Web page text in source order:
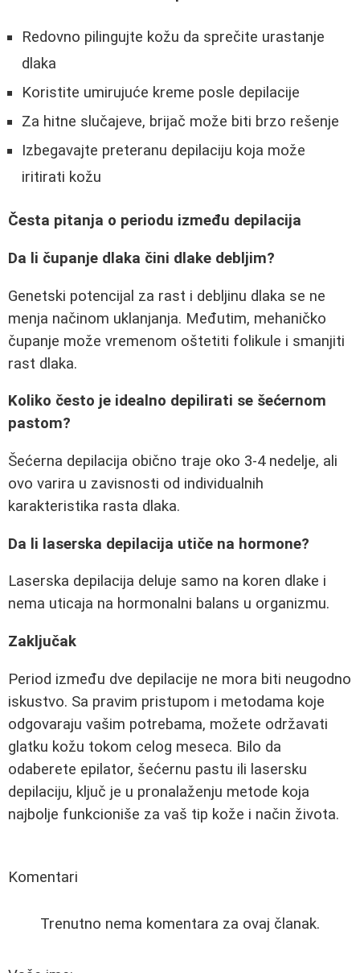
Redovno pilingujte kožu da sprečite urastanje
dlaka
Koristite umirujuće kreme posle depilacije
Za hitne slučajeve, brijač može biti brzo rešenje
Izbegavajte preteranu depilaciju koja može
iritirati kožu
Česta pitanja o periodu između depilacija
Da li čupanje dlaka čini dlake debljim?
Genetski potencijal za rast i debljinu dlaka se ne
menja načinom uklanjanja. Međutim, mehaničko
čupanje može vremenom oštetiti folikule i smanjiti
rast dlaka.
Koliko često je idealno depilirati se šećernom
pastom?
Šećerna depilacija obično traje oko 3-4 nedelje, ali
ovo varira u zavisnosti od individualnih
karakteristika rasta dlaka.
Da li laserska depilacija utiče na hormone?
Laserska depilacija deluje samo na koren dlake i
nema uticaja na hormonalni balans u organizmu.
Zaključak
Period između dve depilacije ne mora biti neugodno
iskustvo. Sa pravim pristupom i metodama koje
odgovaraju vašim potrebama, možete održavati
glatku kožu tokom celog meseca. Bilo da
odaberete epilator, šećernu pastu ili lasersku
depilaciju, ključ je u pronalaženju metode koja
najbolje funkcioniše za vaš tip kože i način života.
Komentari
Trenutno nema komentara za ovaj članak.